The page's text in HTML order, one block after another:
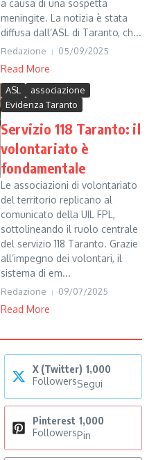
a causa di una sospetta
meningite. La notizia è stata
diffusa dall’ASL di Taranto, ch...
Redazione 05/09/2025
Read More
ASL
associazione
Evidenza Taranto
Servizio 118 Taranto: il
volontariato è
fondamentale
Le associazioni di volontariato
del territorio replicano al
comunicato della UIL FPL,
sottolineando il ruolo centrale
del servizio 118 Taranto. Grazie
all’impegno dei volontari, il
sistema di em...
Redazione 09/07/2025
Read More
X (Twitter) 1,000
FollowersSegui
Pinterest 1,000
FollowersPin